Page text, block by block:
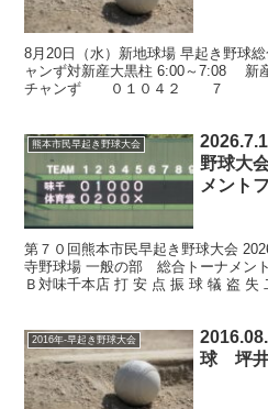
8月20日（水）新地球場 早起き野球
ャンず対新産大黒柱 6:00～7:08
チャンず ０１０４２
熊本市民早起き野球大会
野球大会13
メント
第７０回熊本市民早起き野球大会
寺野球場 一般の部 総合トーナメン
Ｂ対味千本店 打 安 点 振 球 犠 盗 失
2016年-早起き野球大会
球 坪井